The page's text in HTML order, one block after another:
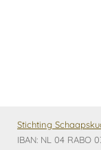
Stichting
IBAN: NL 04 RABO